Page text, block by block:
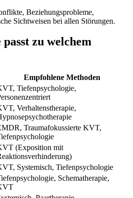
Beziehungsprobleme,
Sichtweisen bei allen Störungen.
zu welchem
Empfohlene Methoden
Tiefenpsychologie,
Verhaltenstherapie,
Traumafokussierte KVT,
(Exposition mit
Systemisch, Tiefenpsychologie
Schematherapie,